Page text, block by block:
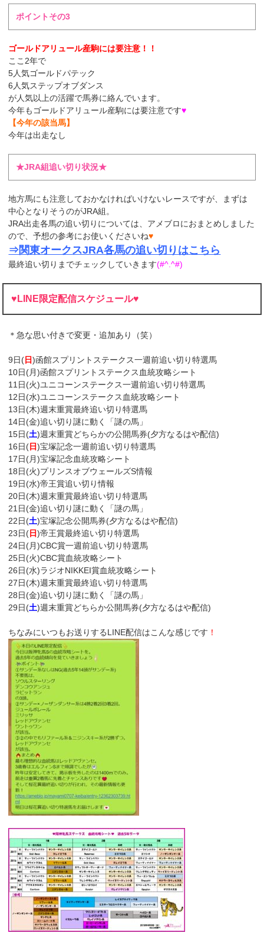
ポイントその3
ゴールドアリュール産駒には要注意！！
ここ2年で
5人気ゴールドパテック
6人気ステップオブダンス
が人気以上の活躍で馬券に絡んでいます。
今年もゴールドアリュール産駒には要注意です♥
【今年の該当馬】
今年は出走なし
★JRA組追い切り状況★
地方馬にも注意しておかなければいけないレースですが、まずは
中心となりそうのがJRA組。
JRA出走各馬の追い切りについては、アメブロにおまとめしました
ので、予想の参考にお使いくださいね♥
⇒関東オークスJRA各馬の追い切りはこちら
最終追い切りまでチェックしていきます(#^.^#)
♥LINE限定配信スケジュール♥
＊急な思い付きで変更・追加あり（笑）
9日(日)函館スプリントステークス一週前追い切り特選馬
10日(月)函館スプリントステークス血統攻略シート
11日(火)ユニコーンステークス一週前追い切り特選馬
12日(水)ユニコーンステークス血統攻略シート
13日(木)週末重賞最終追い切り特選馬
14日(金)追い切り謎に動く「謎の馬」
15日(土)週末重賞どちらかの公開馬券(夕方なるはや配信)
16日(日)宝塚記念一週前追い切り特選馬
17日(月)宝塚記念血統攻略シート
18日(火)プリンスオブウェールズS情報
19日(水)帝王賞追い切り情報
20日(木)週末重賞最終追い切り特選馬
21日(金)追い切り謎に動く「謎の馬」
22日(土)宝塚記念公開馬券(夕方なるはや配信)
23日(日)帝王賞最終追い切り特選馬
24日(月)CBC賞一週前追い切り特選馬
25日(火)CBC賞血統攻略シート
26日(水)ラジオNIKKEI賞血統攻略シート
27日(木)週末重賞最終追い切り特選馬
28日(金)追い切り謎に動く「謎の馬」
29日(土)週末重賞どちらか公開馬券(夕方なるはや配信)
ちなみにいつもお送りするLINE配信はこんな感じです ！